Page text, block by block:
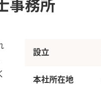
事務所
設立
本社所在地